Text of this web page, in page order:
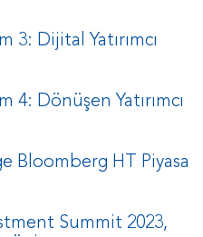
3: Dijital Yatırımcı
4: Dönüşen Yatırımcı
Bloomberg HT Piyasa
Summit 2023,